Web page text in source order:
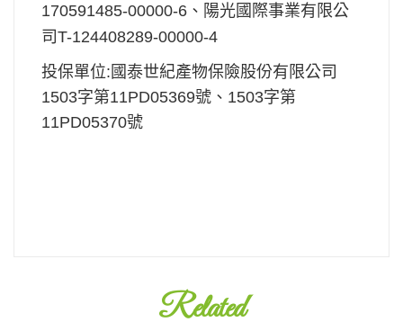
170591485-00000-6、陽光國際事業有限公
司T-124408289-00000-4
投保單位:國泰世紀產物保險股份有限公司
1503字第11PD05369號、1503字第
11PD05370號
Related